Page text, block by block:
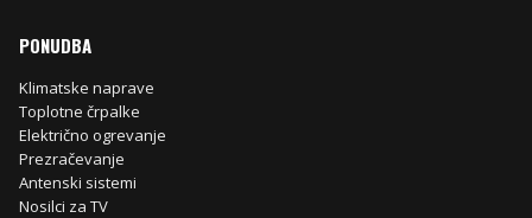
PONUDBA
Klimatske naprave
Toplotne črpalke
Električno ogrevanje
Prezračevanje
Antenski sistemi
Nosilci za TV